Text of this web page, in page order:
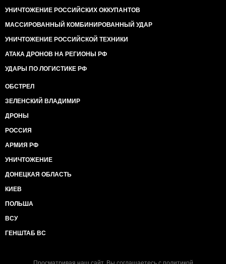
УНИЧТОЖЕНИЕ РОССИЙСКИХ ОККУПАНТОВ
МАССИРОВАННЫЙ КОМБИНИРОВАННЫЙ УДАР
УНИЧТОЖЕНИЕ РОССИЙСКОЙ ТЕХНИКИ
АТАКА ДРОНОВ НА РЕГИОНЫ РФ
УДАРЫ ПО ЛОГИСТИКЕ РФ
ОБСТРЕЛ
ЗЕЛЕНСКИЙ ВЛАДИМИР
ДРОНЫ
РОССИЯ
АРМИЯ РФ
УНИЧТОЖЕНИЕ
ДОНЕЦКАЯ ОБЛАСТЬ
КИЕВ
ПОЛЬША
ВСУ
ГЕНШТАБ ВС